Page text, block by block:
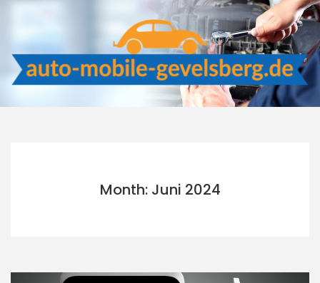
Skip
content
Month: Juni 2024